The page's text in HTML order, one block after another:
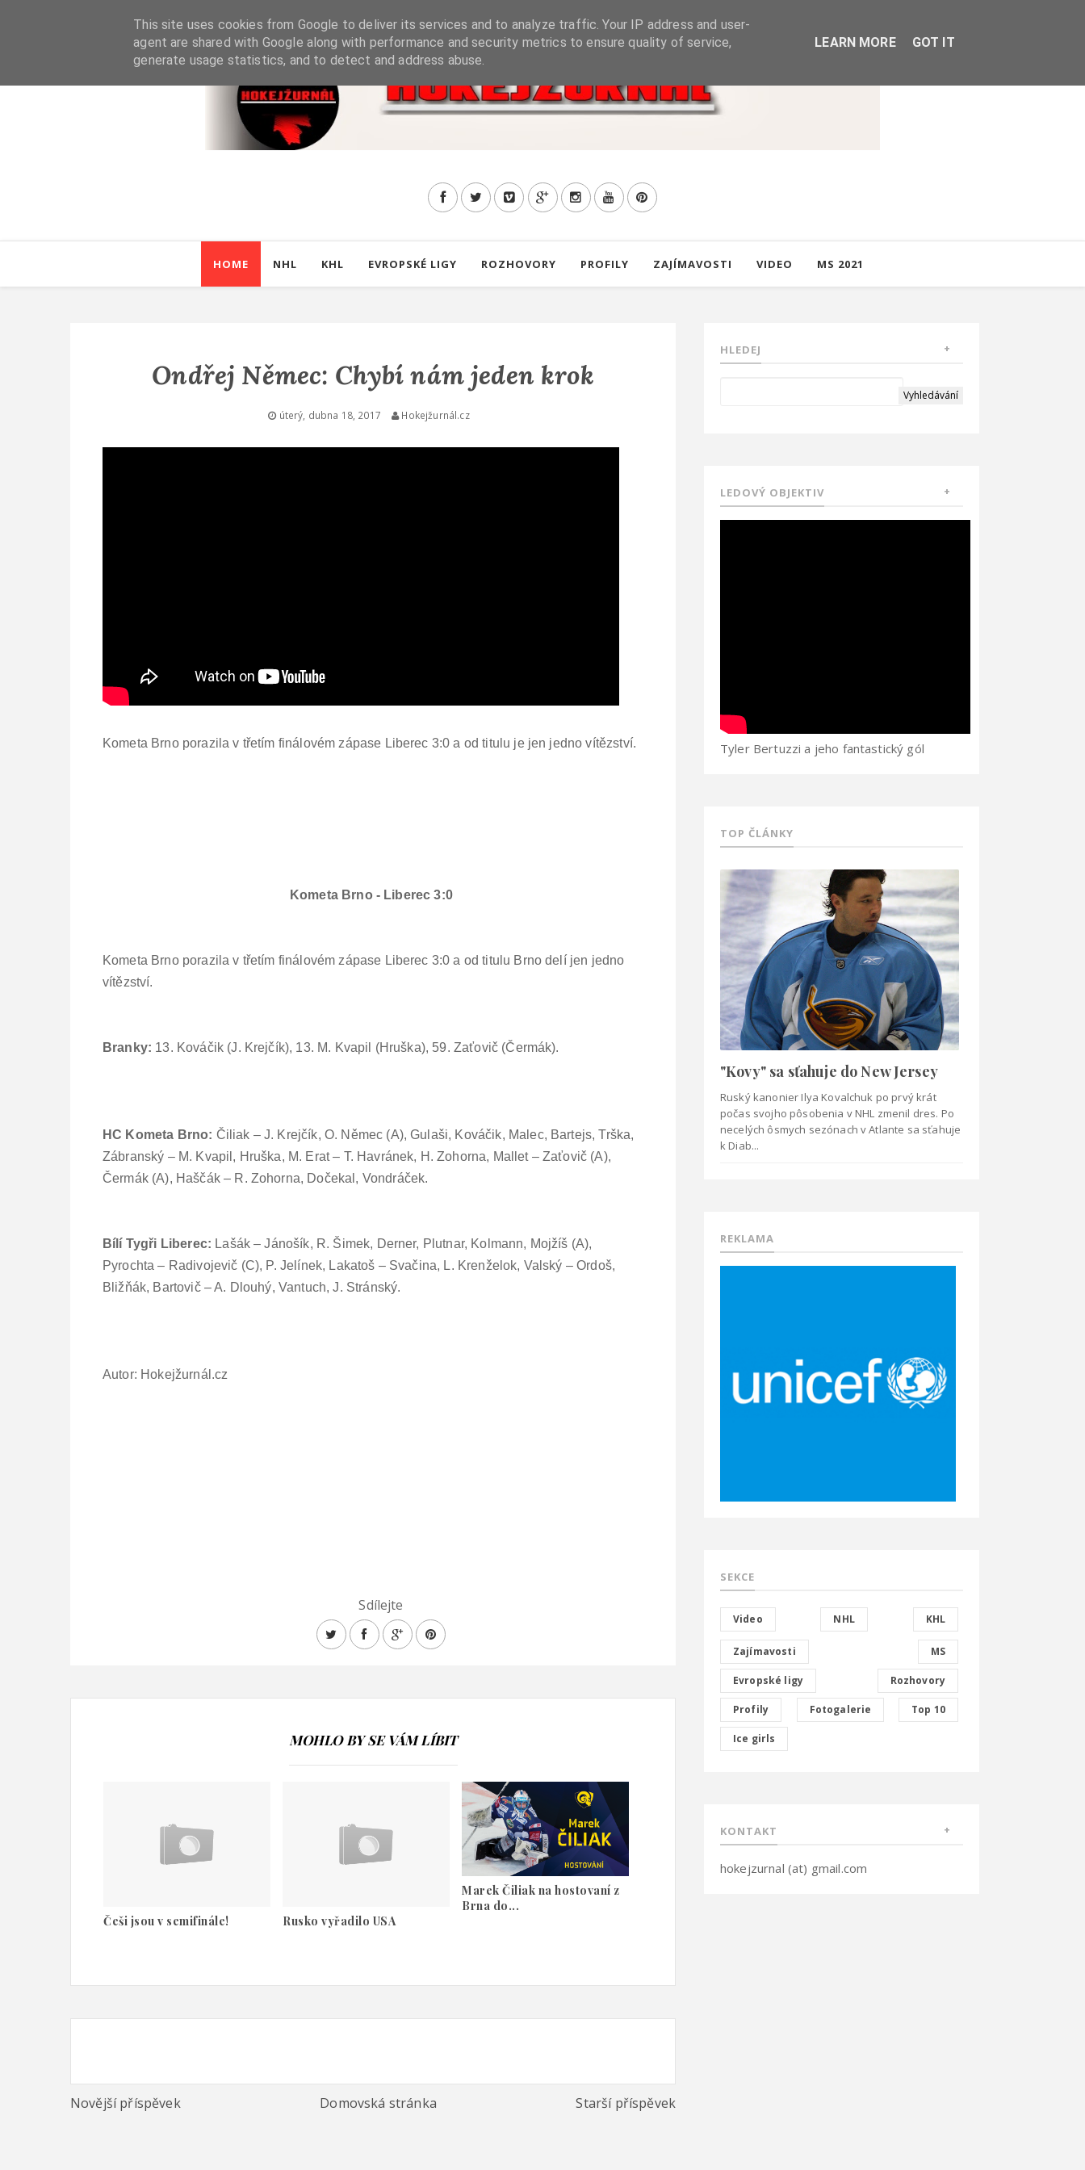
HOME NHL KHL EVROPSKÉ LIGY ROZHOVORY PROFILY ZAJÍMAVOSTI VIDEO MS 2021
Ondřej Němec: Chybí nám jeden krok
úterý, dubna 18, 2017 Hokejžurnál.cz
Kometa Brno porazila v třetím finálovém zápase Liberec 3:0 a od titulu je jen jedno vítězství.
Kometa Brno - Liberec 3:0
Kometa Brno porazila v třetím finálovém zápase Liberec 3:0 a od titulu Brno delí jen jedno
vítězství.
Branky: 13. Kováčik (J. Krejčík), 13. M. Kvapil (Hruška), 59. Zaťovič (Čermák).
HC Kometa Brno: Čiliak – J. Krejčík, O. Němec (A), Gulaši, Kováčik, Malec, Bartejs, Trška,
Zábranský – M. Kvapil, Hruška, M. Erat – T. Havránek, H. Zohorna, Mallet – Zaťovič (A),
Čermák (A), Haščák – R. Zohorna, Dočekal, Vondráček.
Bílí Tygři Liberec: Lašák – Jánošík, R. Šimek, Derner, Plutnar, Kolmann, Mojžíš (A),
Pyrochta – Radivojevič (C), P. Jelínek, Lakatoš – Svačina, L. Krenželok, Valský – Ordoš,
Bližňák, Bartovič – A. Dlouhý, Vantuch, J. Stránský.
Autor: Hokejžurnál.cz
Sdílejte
MOHLO BY SE VÁM LÍBIT
Češi jsou v semifinále! Rusko vyřadilo USA
Marek Čiliak na hostovaní z
Brna do...
Novější příspěvek Domovská stránka Starší příspěvek
HLEDEJ
LEDOVÝ OBJEKTIV
Tyler Bertuzzi a jeho fantastický gól
TOP ČLÁNKY
"Kovy" sa sťahuje do New Jersey
Ruský kanonier Ilya Kovalchuk po prvý krát
počas svojho pôsobenia v NHL zmenil dres. Po
necelých ôsmych sezónach v Atlante sa sťahuje
k Diab...
REKLAMA
SEKCE
Video NHL KHL
Zajímavosti MS
Evropské ligy Rozhovory
Profily Fotogalerie Top 10
Ice girls
KONTAKT
hokejzurnal (at) gmail.com
This site uses cookies from Google to deliver its services and to analyze traffic. Your IP address and user-
agent are shared with Google along with performance and security metrics to ensure quality of service,
generate usage statistics, and to detect and address abuse.
LEARN MORE GOT IT